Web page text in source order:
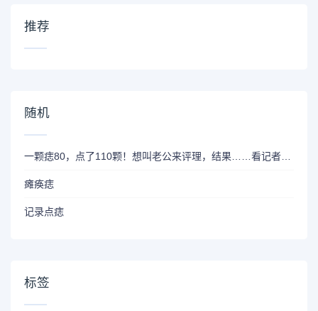
推荐
随机
一颗痣80，点了110颗！想叫老公来评理，结果……看记者如何破套路
瘫痪痣
记录点痣
标签